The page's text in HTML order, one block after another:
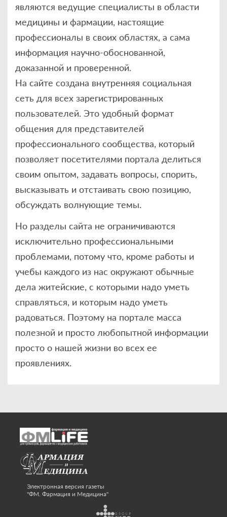
являются ведущие специалисты в области
медицины и фармации, настоящие
профессионалы в своих областях, а сама
информация научно-обоснованной,
доказанной и проверенной.
На сайте создана внутренняя социальная
сеть для всех зарегистрированных
пользователей. Это удобный формат
общения для представителей
профессионального сообщества, который
позволяет посетителями портала делиться
своим опытом, задавать вопросы, спорить,
высказывать и отстаивать свою позицию,
обсуждать волнующие темы.
Но разделы сайта не ограничиваются
исключительно профессиональными
проблемами, потому что, кроме работы и
учебы каждого из нас окружают обычные
дела житейские, с которыми надо уметь
справляться, и которым надо уметь
радоваться. Поэтому на портале масса
полезной и просто любопытной информации
просто о нашей жизни во всех ее
проявлениях.